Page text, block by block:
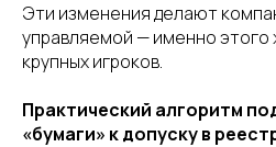
Эти изменения делают
управляемой — именно этого
крупных игроков.
Практический алгоритм
«бумаги» к допуску в